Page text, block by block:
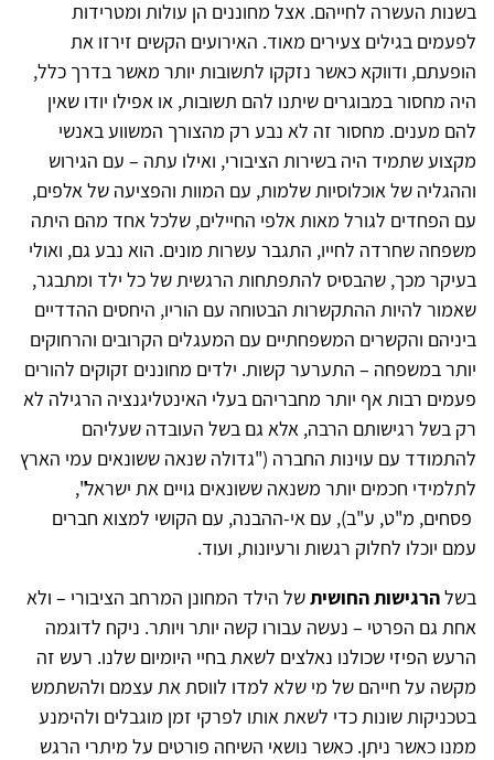
בשנות העשרה לחייהם. אצל מחוננים הן עולות ומטרידות
לפעמים בגילים צעירים מאוד. האירועים הקשים זירזו את
הופעתם, ודווקא כאשר נזקקו לתשובות יותר מאשר בדרך כלל,
היה מחסור במבוגרים שיתנו להם תשובות, או אפילו יודו שאין
להם מענים. מחסור זה לא נבע רק מהצורך המשווע באנשי
מקצוע שתמיד היה בשירות הציבורי, ואילו עתה – עם הגירוש
וההגליה של אוכלוסיות שלמות, עם המוות והפציעה של אלפים,
עם הפחדים לגורל מאות אלפי החיילים, שלכל אחד מהם היתה
משפחה שחרדה לחייו, התגבר עשרות מונים. הוא נבע גם, ואולי
בעיקר מכך, שהבסיס להתפתחות הרגשית של כל ילד ומתבגר,
שאמור להיות ההתקשרות הבטוחה עם הוריו, היחסים ההדדיים
ביניהם והקשרים המשפחתיים עם המעגלים הקרובים והרחוקים
יותר במשפחה – התערער קשות. ילדים מחוננים זקוקים להורים
פעמים רבות אף יותר מחבריהם בעלי האינטליגנציה הרגילה לא
רק בשל רגישותם הרבה, אלא גם בשל העובדה שעליהם
להתמודד עם עוינות החברה ("גדולה שנאה ששונאים עמי הארץ
לתלמידי חכמים יותר משנאה ששונאים גויים את ישראל",
פסחים, מ"ט, ע"ב), עם אי-ההבנה, עם הקושי למצוא חברים
עמם יוכלו לחלוק רגשות ורעיונות, ועוד.
בשלהרגישות החושיתשל הילד המחונן המרחב הציבורי – ולא
אחת גם הפרטי – נעשה עבורו קשה יותר ויותר. ניקח לדוגמה
הרעש הפיזי שכולנו נאלצים לשאת בחיי היומיום שלנו. רעש זה
מקשה על חייהם של מי שלא למדו לווסת את עצמם ולהשתמש
בטכניקות שונות כדי לשאת אותו לפרקי זמן מוגבלים ולהימנע
ממנו כאשר ניתן. כאשר נושאי השיחה פורטים על מיתרי הרגש